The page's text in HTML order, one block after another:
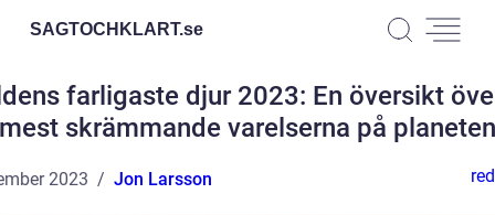
SAGTOCHKLART.se
farligaste djur 2023: En översikt
mest skrämmande varelserna på planeten
2023 Jon Larsson